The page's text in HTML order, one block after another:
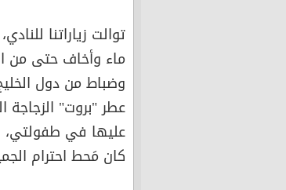
توالت زياراتنا
ماء وأخاف حتى من
وضباط من دول
عطر "بروت"
عليها في طفولتي،
كان مَحط احترام